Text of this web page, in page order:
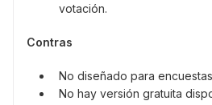
votación.
Contras
No diseñado para
No hay versión gratuita